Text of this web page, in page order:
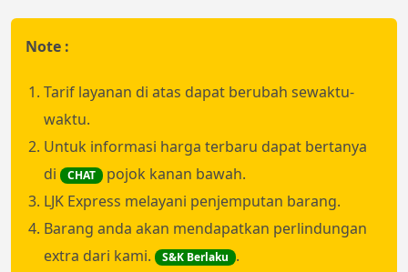
Note :
Tarif layanan di atas dapat berubah sewaktu-
waktu.
Untuk informasi harga terbaru dapat bertanya
di
CHAT
pojok kanan bawah.
LJK Express melayani penjemputan barang.
Barang anda akan mendapatkan perlindungan
extra dari kami.
S&K Berlaku .